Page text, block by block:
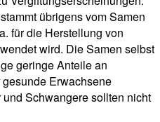
übrigens vom Samen
für die Herstellung von
wird. Die Samen selbst
geringe Anteile an
Erwachsene
Schwangere sollten nicht